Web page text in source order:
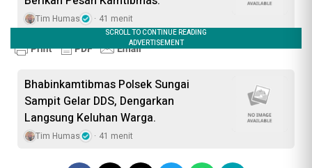
Tim Humas 41 menit
Bhabinkamtibmas Polsek Sungai
Sampit Gelar DDS, Dengarkan
Langsung Keluhan Warga.
Tim Humas 41 menit